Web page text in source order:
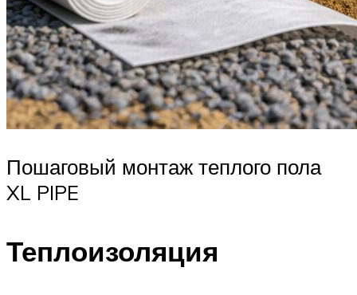
Пошаговый монтаж теплого пола
XL PIPE
Теплоизоляция